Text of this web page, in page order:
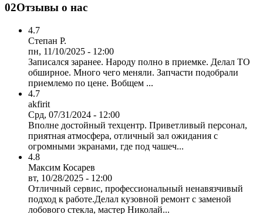
02Отзывы о нас
4.7
Степан Р.
пн, 11/10/2025 - 12:00
Записался заранее. Народу полно в приемке. Делал ТО
обширное. Много чего меняли. Запчасти подобрали
приемлемо по цене. Вобщем ...
4.7
akfirit
Срд, 07/31/2024 - 12:00
Вполне достойный техцентр. Приветливый персонал,
приятная атмосфера, отличный зал ожидания с
огромными экранами, где под чашеч...
4.8
Максим Косарев
вт, 10/28/2025 - 12:00
Отличный сервис, профессиональный ненавязчивый
подход к работе.Делал кузовной ремонт с заменой
лобового стекла, мастер Николай...